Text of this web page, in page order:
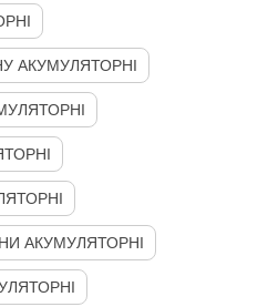
АКУМУЛЯТОРНІ
АКУМУЛЯТОРНІ